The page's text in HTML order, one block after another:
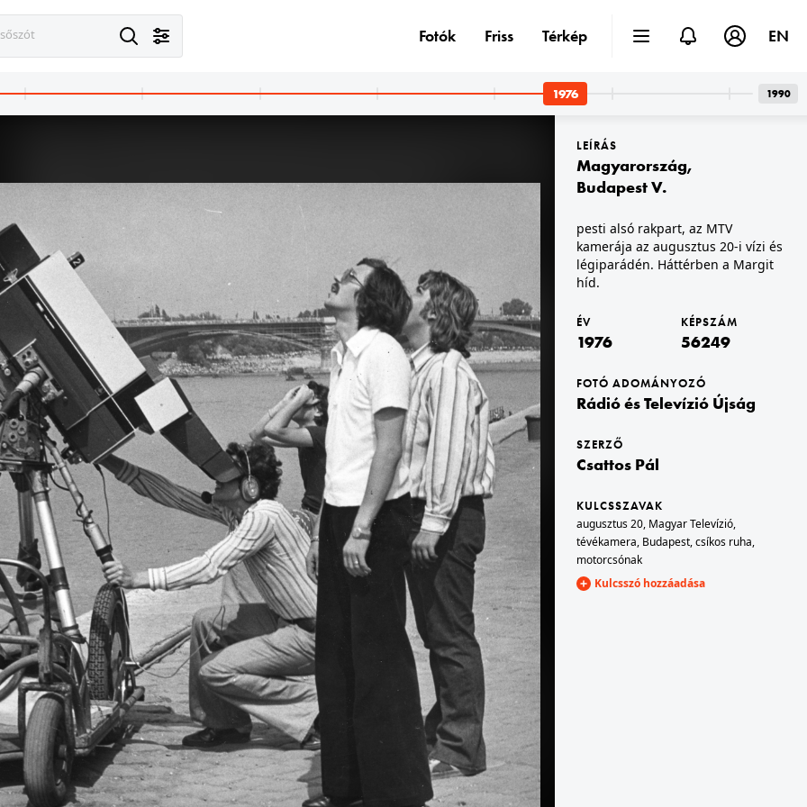
Varga József tévébemondó.
1976 · Budapest III. · Óbuda
Flórián tér, Flórián üzletközpont.
főszékesegyház (Dóm) tornya.
1976
1976 · Lipcse
Salzgässchen, jobbra a Régi Városháza, mögötte a Naschmarkt.
Margit körút (Mártírok útja) a Keleti Károly utcától a Fényes Elek utca felé nézve.
Bem József utca felé nézve.
1976 · Budapest II.
Keleti Károly utca a Margit körútnál (Mártírok útja), szemben a Mechwart tér és Mechwart András szobra.
1976 · Budapest II.
Margit körút (Mártírok útja) - Keleti Károly utca sarok a Mechwart tér felé nézve.
1976 · Budapest II.
Margit körút (Mártírok útja) - Keleti Károly utca sarok.
LEÍRÁS
Magyarország,
Budapest V.
pesti alsó rakpart, az MTV
kamerája az augusztus 20-i vízi és
légiparádén. Háttérben a Margit
híd.
ÉV
1976
KÉPSZÁM
56249
FOTÓ ADOMÁNYOZÓ
Rádió és Televízió Újság
SZERZŐ
Csattos Pál
KULCSSZAVAK
augusztus 20, Magyar Televízió,
tévékamera, Budapest,csíkos ruha,
motorcsónak
Kulcsszó hozzáadása
Fotók Friss Térkép EN
1990
1976